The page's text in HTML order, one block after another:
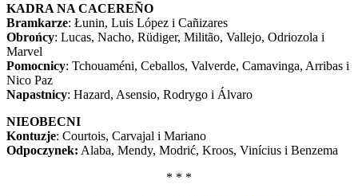
KADRA NA CACEREÑO
Bramkarze: Łunin, Luis López i Cañizares
Obrońcy: Lucas, Nacho, Rüdiger, Militão, Vallejo, Odriozola i
Marvel
Pomocnicy: Tchouaméni, Ceballos, Valverde, Camavinga, Arribas i
Nico Paz
Napastnicy: Hazard, Asensio, Rodrygo i Álvaro
NIEOBECNI
Kontuzje: Courtois, Carvajal i Mariano
Odpoczynek: Alaba, Mendy, Modrić, Kroos, Vinícius i Benzema
* * *